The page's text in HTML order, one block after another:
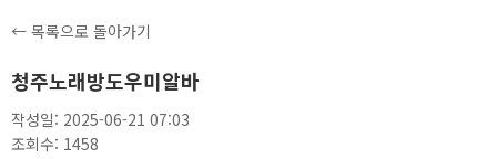
← 목록으로 돌아가기
청주노래방도우미알바
작성일: 2025-06-21 07:03
조회수: 1458